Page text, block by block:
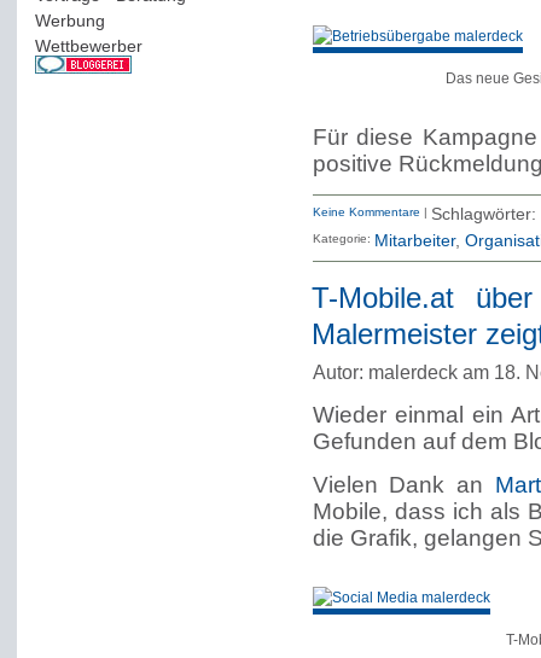
Werbung
Wettbewerber(61)
Das neue
Für diese
positive
Keine Kommentare | Schlagwörter:
Kategorie: Mitarbeiter
T-Mobile.at
Malermeister
Autor: malerdeck am 18.
Wieder einmal ein
Gefunden auf dem
Vielen Dank an
Mobile, dass ich als
die Grafik, gelangen
T-